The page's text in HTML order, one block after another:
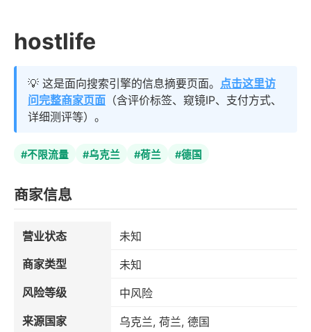
hostlife
💡 这是面向搜索引擎的信息摘要页面。 点击这里访
问完整商家页面 （含评价标签、窥镜IP、支付方式、
详细测评等）。
#不限流量 #乌克兰 #荷兰 #德国
商家信息
营业状态
未知
商家类型
未知
风险等级
中风险
来源国家
乌克兰, 荷兰, 德国